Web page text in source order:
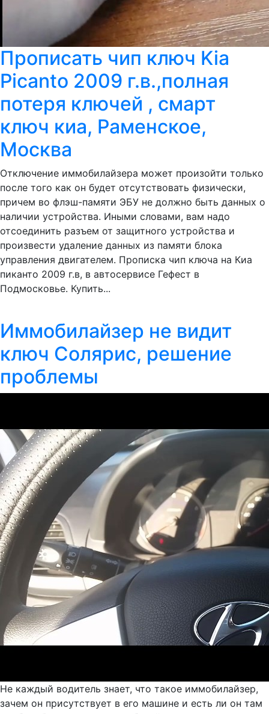
Прописать чип ключ Kia
Picanto 2009 г.в.,полная
потеря ключей , смарт
ключ киа, Раменское,
Москва
Отключение иммобилайзера может произойти только
после того как он будет отсутствовать физически,
причем во флэш-памяти ЭБУ не должно быть данных о
наличии устройства. Иными словами, вам надо
отсоединить разъем от защитного устройства и
произвести удаление данных из памяти блока
управления двигателем. Прописка чип ключа на Киа
пиканто 2009 г.в, в автосервисе Гефест в
Подмосковье. Купить...
Иммобилайзер не видит
ключ Солярис, решение
проблемы
Не каждый водитель знает, что такое иммобилайзер,
зачем он присутствует в его машине и есть ли он там